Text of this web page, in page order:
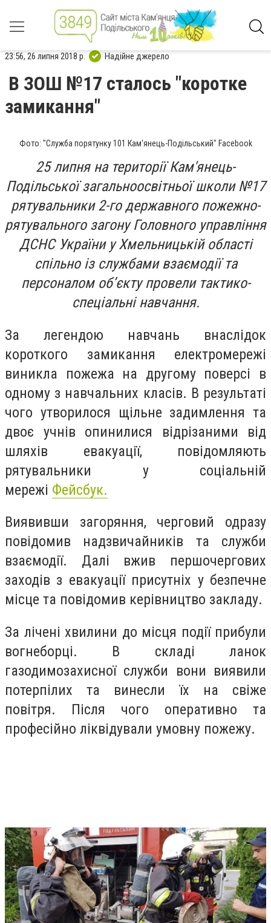
23:56, 26 липня 2018 р. Надійне джерело
В ЗОШ №17 сталось "коротке
замикання"
Фото: "Служба порятунку 101 Кам'янець-Подільський" Facebook
25 липня на території Кам'янець-
Подільської загальноосвітньої школи №17
рятувальники 2-го державного пожежно-
рятувального загону Головного управління
ДСНС України у Хмельницькій області
спільно із службами взаємодії та
персоналом об’єкту провели тактико-
спеціальні навчання.
За легендою навчань внаслідок
короткого замикання електромережі
виникла пожежа на другому поверсі в
одному з навчальних класів. В результаті
чого утворилося щільне задимлення та
двоє учнів опинилися відрізаними від
шляхів евакуації, повідомляють
рятувальники у соціальній
мережі Фейсбук.
Виявивши загоряння, черговий одразу
повідомив надзвичайників та служби
взаємодії. Далі вжив першочергових
заходів з евакуації присутніх у безпечне
місце та повідомив керівництво закладу.
За лічені хвилини до місця події прибули
вогнеборці. В складі ланок
газодимозахисної служби вони виявили
потерпілих та винесли їх на свіже
повітря. Після чого оперативно та
професійно ліквідували умовну пожежу.